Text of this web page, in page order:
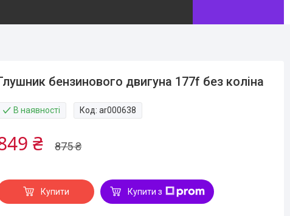
бензинового двигуна 177f без коліна
В наявності Код:ar000638
875 ₴
₴
Купити Купити з